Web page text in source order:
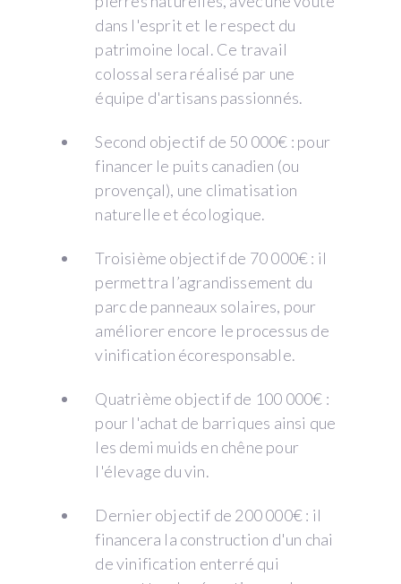
dans l'esprit et le respect du
patrimoine local. Ce travail
colossal sera réalisé par une
équipe d'artisans passionnés.
Second objectif de 50 000€ : pour
financer le puits canadien (ou
provençal), une climatisation
naturelle et écologique.
Troisième objectif de 70 000€ : il
permettra l’agrandissement du
parc de panneaux solaires, pour
améliorer encore le processus de
vinification écoresponsable.
Quatrième objectif de 100 000€ :
pour l'achat de barriques ainsi que
les demi muids en chêne pour
l'élevage du vin.
Dernier objectif de 200 000€ : il
financera la construction d'un chai
de vinification enterré qui